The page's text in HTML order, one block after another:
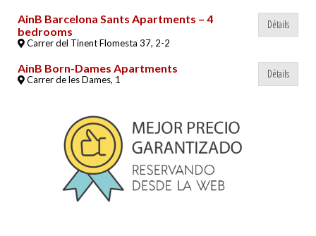
AinB Barcelona Sants Apartments – 4
bedrooms
Carrer del Tinent Flomesta 37, 2-2
Détails
AinB Born-Dames Apartments
Carrer de les Dames, 1 Détails